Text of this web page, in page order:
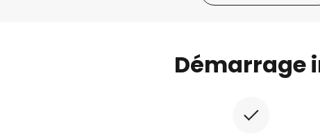
Démarrage